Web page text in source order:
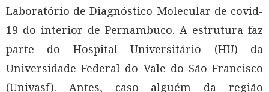
Laboratório de Diagnóstico Molecular de covid-
19 do interior de Pernambuco. A estrutura faz
parte do Hospital Universitário (HU) da
Universidade Federal do Vale do São Francisco
(Univasf). Antes, caso alguém da região